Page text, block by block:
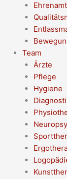
Ehrenamt
Team
Ärzte
Pflege
Hygiene